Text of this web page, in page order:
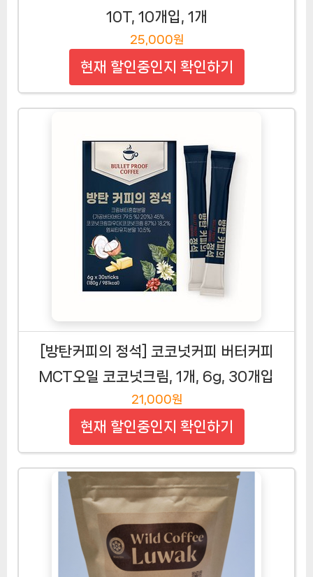
10T, 10개입, 1개
25,000원
현재 할인중인지 확인하기
[방탄커피의 정석] 코코넛커피 버터커피
MCT오일 코코넛크림, 1개, 6g, 30개입
21,000원
현재 할인중인지 확인하기